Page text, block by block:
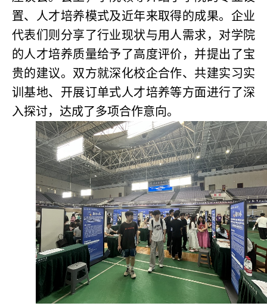
置、人才培养模式及近年来取得的成果。企业
代表们则分享了行业现状与用人需求，对学院
的人才培养质量给予了高度评价，并提出了宝
贵的建议。双方就深化校企合作、共建实习实
训基地、开展订单式人才培养等方面进行了深
入探讨，达成了多项合作意向。